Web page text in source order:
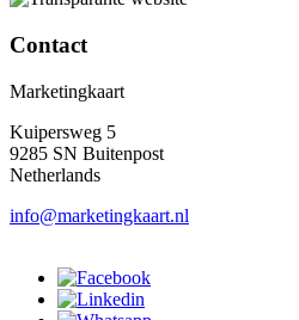
Contact
Marketingkaart
Kuipersweg 5
9285 SN Buitenpost
Netherlands
info@marketingkaart.nl